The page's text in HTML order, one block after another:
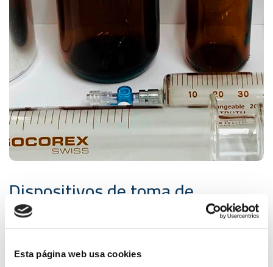
Esta página web usa cookies
Dispositivos de toma de
muestras
UNE-EN 60567 indica los dispositivos necesarios para